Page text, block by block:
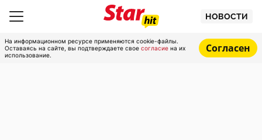
НОВОСТИ
На информационном ресурсе применяются cookie-файлы.
Оставаясь на сайте, вы подтверждаете свое согласие на их
использование.
Согласен